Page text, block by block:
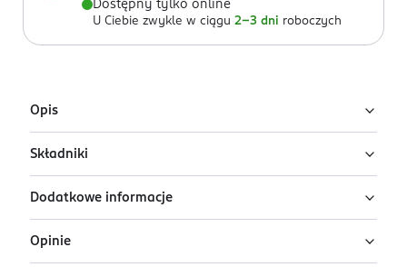
Dostępny tylko online
U Ciebie zwykle w ciągu 2-3 dni roboczych
Opis
Uzupełnienie męskiej wody perfumowanej Jean Paul
Gaultier Scandal Le Parfum o zapachu, który emanuje
zmysłowością i elegancją.
Kwiatowy jaśmin w otwarciu dodaje subtelnej
wyrafinowanej nuty, którą w sercu otula słodki karmel
Składniki
Ingredients: : ALCOHOL DENAT., PARFUM, AQUA,
LIMONENE, COUMARIN, BUTYL
METHOXYDIBENZOYLMETHANE, LINALOOL, BENZYL
Dodatkowe informacje
OSOBA/PODMIOT ODPOWIEDZIALNY
Opinie